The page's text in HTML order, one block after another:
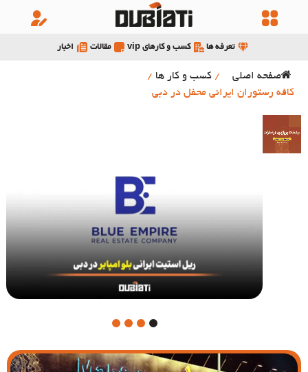
تعرفه ها کسب و کارهای vip مقالات اخبار
صفحه اصلی / کسب و کار ها /
کافه رستوران ایرانی محفل در دبی
1